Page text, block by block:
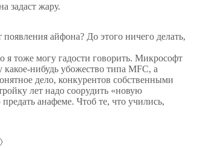
задаст жару.
айфона? До этого ничего делать,
я тоже могу гадости говорить. Микрософт
нибудь убожество типа MFC, а
дело, конкурентов собственными
лет надо соорудить «новую
анафеме. Чтоб те, что учились,